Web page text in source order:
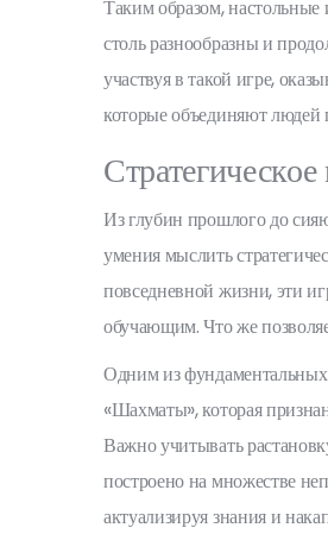
Таким образом, настольные
столь разнообразны и
участвуя в такой игре,
которые объединяют людей
Из глубин прошлого до
умения мыслить
повседневной жизни, эти
обучающим. Что же
Одним из фундаментальных
«Шахматы», которая
Важно учитывать
построено на множестве
актуализируя знания и